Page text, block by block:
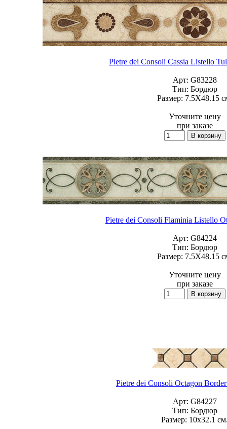
Pietre dei Consoli Cassia Listello
Арт: G83228
Тип: Бордюр
Размер: 7.5X48.15
Уточните цену
при заказе
Pietre dei Consoli Flaminia Listello
Арт: G84224
Тип: Бордюр
Размер: 7.5X48.15
Уточните цену
при заказе
Pietre dei Consoli Octagon
Арт: G84227
Тип: Бордюр
Размер: 10x32.1